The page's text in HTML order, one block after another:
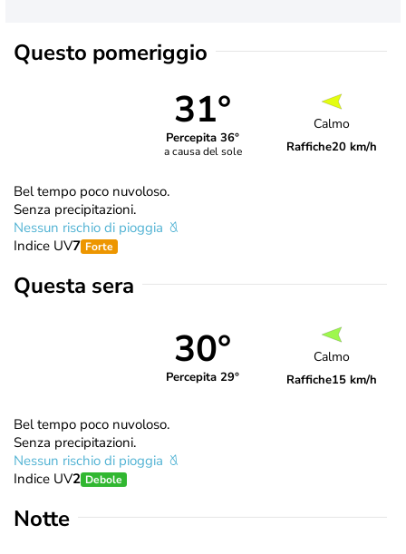
Questo pomeriggio
31°
Percepita 36°
a causa del sole
Calmo
Raffiche20 km/h
Bel tempo poco nuvoloso.
Senza precipitazioni.
Nessun rischio di pioggia
Indice UV7 Forte
Questa sera
30°
Percepita 29°
Calmo
Raffiche15 km/h
Bel tempo poco nuvoloso.
Senza precipitazioni.
Nessun rischio di pioggia
Indice UV2 Debole
Notte